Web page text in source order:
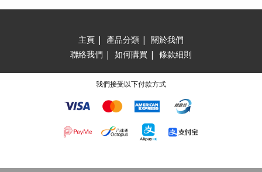
主頁 | 產品分類 | 關於我們
聯絡我們 | 如何購買 | 條款細則
我們接受以下付款方式